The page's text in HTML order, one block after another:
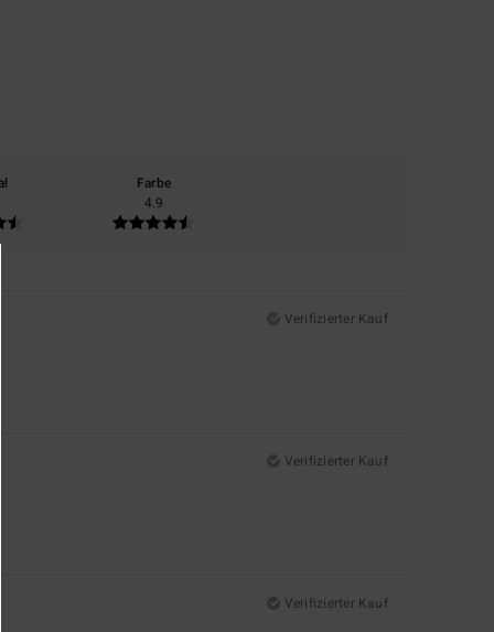
Farbe
4.9
Verifizierter Kauf
Verifizierter Kauf
Verifizierter Kauf